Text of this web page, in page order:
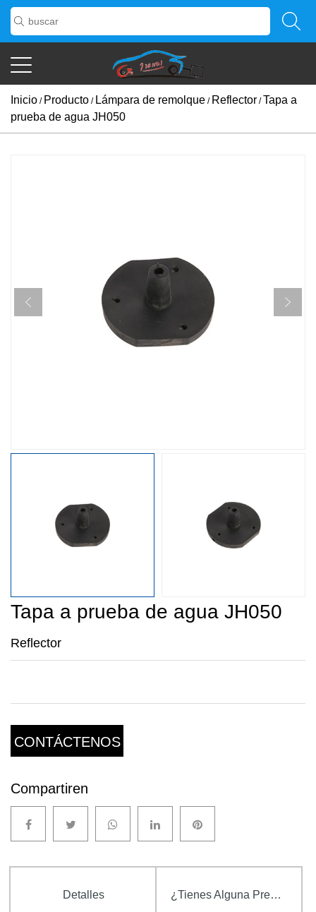
Inicio / Producto / Lámpara de remolque / Reflector /Tapa a
prueba de agua JH050
Tapa a prueba de agua JH050
Reflector
CONTÁCTENOS
Compartiren
Detalles ¿Tienes Alguna Pregunta?